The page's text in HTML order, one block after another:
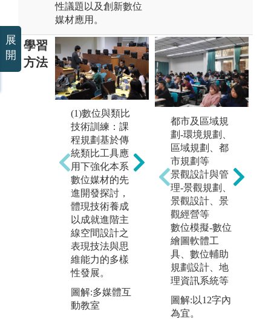
性議題以及創新數位
媒材應用。
學習
方法
(1)數位與類比
技術訓練：課
程規劃基於傳
統類比工具應
用下強化本系
數位媒材的先
進開發探討，
體現技術養成
以成就進階主
線空間設計之
表現技法與思
維能力的多樣
性發展。
圖解:多媒體互
動教室
譜研究 - 設計
九大家族歸納
- 經典案例解
析：時間推進
著世界的演
變，演變留下
的痕跡則成為
知識與經驗。
藉由學習當代
建築與室內的
設計先例，依
照設計者的風
格、樣式、設
計方法等進行
歸納整合，建
都市及區域規
劃-環境規劃、
區域規劃、都
市規劃等
景觀設計與管
理-景觀規劃、
景觀設計、景
觀經營等
數位模擬-數位
繪圖軟體工
具、數位輔助
規劃設計、地
理資訊系統等
圖解:以12字內
為宜。
展
開